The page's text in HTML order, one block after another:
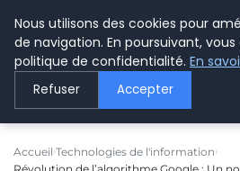
LE
Accueil Technologies de l'information
Nous utilisons des cookies pour
de navigation. En poursuivant,
politique de confidentialité. En
Refuser Accepter